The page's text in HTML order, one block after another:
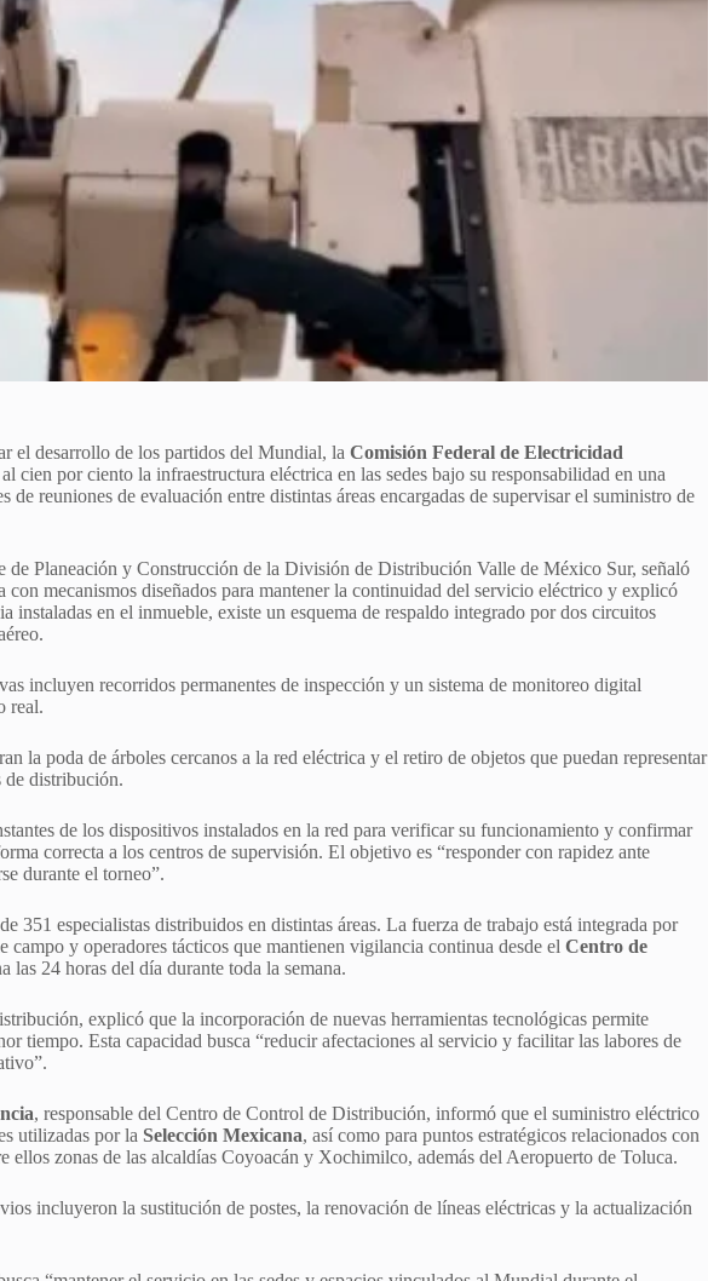
el desarrollo de los partidos del Mundial, la Comisión Federal de Electricidad
cien por ciento la infraestructura eléctrica en las sedes bajo su responsabilidad en una
de reuniones de evaluación entre distintas áreas encargadas de supervisar el suministro de
de Planeación y Construcción de la División de Distribución Valle de México Sur, señaló
mecanismos diseñados para mantener la continuidad del servicio eléctrico y explicó
instaladas en el inmueble, existe un esquema de respaldo integrado por dos circuitos
incluyen recorridos permanentes de inspección y un sistema de monitoreo digital
real.
la poda de árboles cercanos a la red eléctrica y el retiro de objetos que puedan representar
de distribución.
de los dispositivos instalados en la red para verificar su funcionamiento y confirmar
correcta a los centros de supervisión. El objetivo es “responder con rapidez ante
durante el torneo”.
351 especialistas distribuidos en distintas áreas. La fuerza de trabajo está integrada por
campo y operadores tácticos que mantienen vigilancia continua desde el Centro de
las 24 horas del día durante toda la semana.
explicó que la incorporación de nuevas herramientas tecnológicas permite
tiempo. Esta capacidad busca “reducir afectaciones al servicio y facilitar las labores de
, responsable del Centro de Control de Distribución, informó que el suministro eléctrico
utilizadas por la Selección Mexicana, así como para puntos estratégicos relacionados con
zonas de las alcaldías Coyoacán y Xochimilco, además del Aeropuerto de Toluca.
incluyeron la sustitución de postes, la renovación de líneas eléctricas y la actualización